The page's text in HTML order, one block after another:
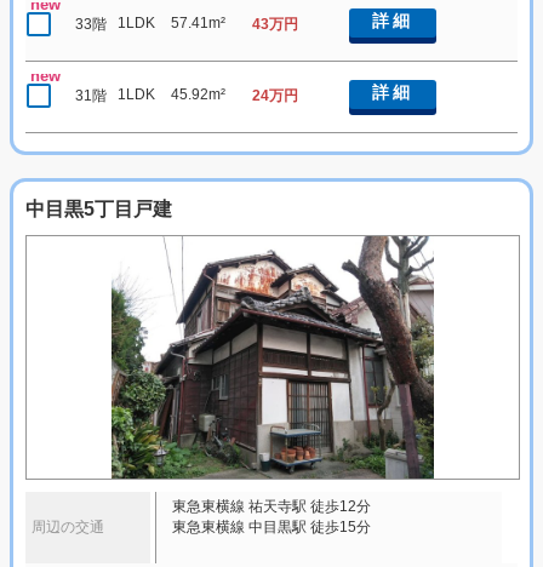
new
33階 1LDK 57.41m² 43万円 詳細
new
31階 1LDK 45.92m² 24万円 詳細
中目黒5丁目戸建
周辺の交通
東急東横線 祐天寺駅 徒歩12分
東急東横線 中目黒駅 徒歩15分